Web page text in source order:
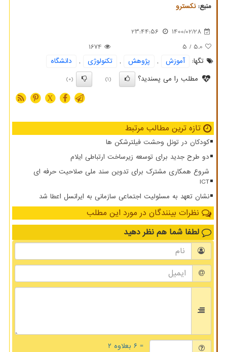
منبع:نكسترو
1400/02/28
23:44:56
5.0
/ 5
1674
تگها:
آموزش , پژوهش , تكنولوژی ,
دانشگاه
مطلب را می پسندید؟
(1)
(0)
X
تازه ترین مطالب مرتبط
کودکان در تونل وحشت فیلترشکن ها
دو طرح جدید برای توسعه زیرساخت ارتباطی ایلام
شروع همکاری مشترک برای تدوین سند ملی صلاحیت حرفه ای
ICT
نشان تعهد به مسئولیت اجتماعی سازمانی به ایرانسل اعطا شد
نظرات بینندگان در مورد این مطلب
لطفا شما هم نظر دهید
= ۶ بعلاوه ۲